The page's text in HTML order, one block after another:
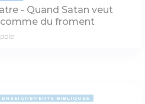
- Quand Satan veut
du froment
ENSEIGNEMENTS BIBLIQUES